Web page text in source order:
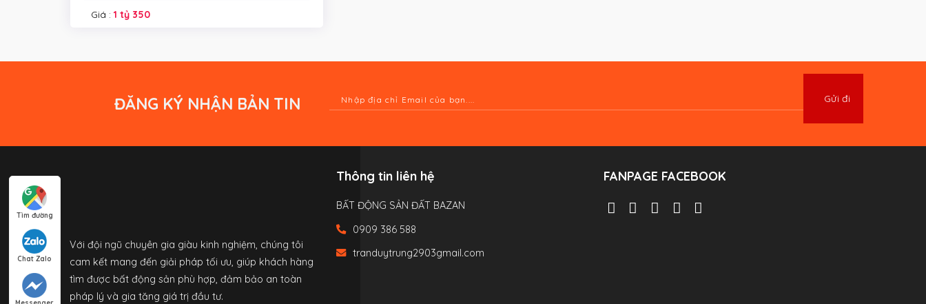
Giá : 1 tỷ 350
ĐĂNG KÝ NHẬN BẢN TIN
Với đội ngũ chuyên gia giàu kinh nghiệm, chúng tôi
cam kết mang đến giải pháp tối ưu, giúp khách hàng
tìm được bất động sản phù hợp, đảm bảo an toàn
pháp lý và gia tăng giá trị đầu tư.
Thông tin liên hệ
BẤT ĐỘNG SẢN ĐẤT BAZAN
0909 386 588
tranduytrung2903gmail.com
FANPAGE FACEBOOK
Tìm đường
Chat Zalo